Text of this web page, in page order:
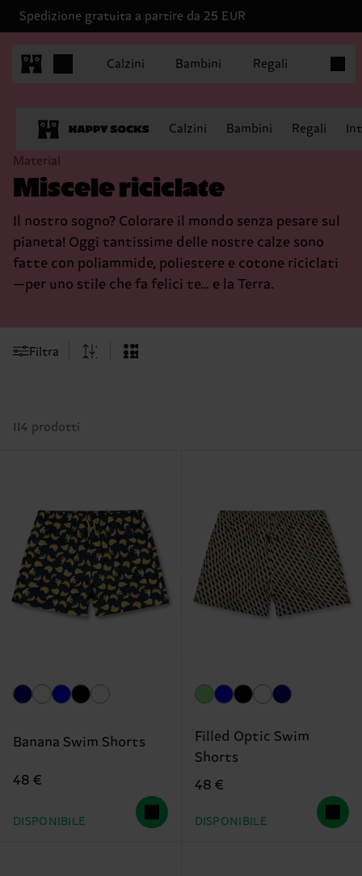
Spedizione gratuita a partire da 25 EUR
Calzini Bambini Regali
Calzini Bambini Regali
Material
Miscele riciclate
Il nostro sogno? Colorare il mondo senza pesare sul
pianeta! Oggi tantissime delle nostre calze sono
fatte con poliammide, poliestere e cotone riciclati
—per uno stile che fa felici te… e la Terra.
Filtra
114 prodotti
Banana Swim Shorts
48 €
DISPONIBILE
Filled Optic Swim
Shorts
48 €
DISPONIBILE